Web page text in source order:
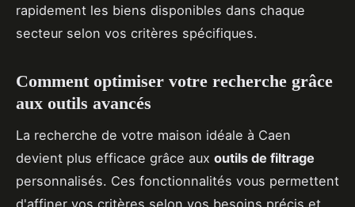
rapidement les biens disponibles dans chaque
secteur selon vos critères spécifiques.
Comment optimiser votre recherche grâce
aux outils avancés
La recherche de votre maison idéale à Caen
devient plus efficace grâce aux outils de filtrage
personnalisés. Ces fonctionnalités vous permettent